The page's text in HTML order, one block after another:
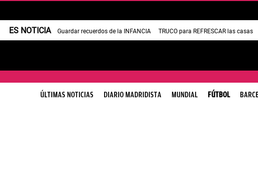
ES NOTICIA Guardar recuerdos de la INFANCIA TRUCO para REFRESCAR las casas
ÚLTIMAS NOTICIAS DIARIO MADRIDISTA MUNDIAL FÚTBOL